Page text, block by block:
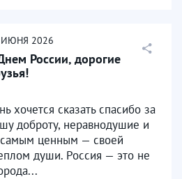
ИЮНЯ 2026
России, дорогие
хочется сказать спасибо за
доброту, неравнодушие и
самым ценным — своей
души. Россия — это не